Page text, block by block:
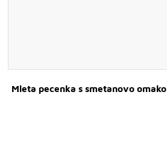
Mleta pecenka s smetanovo omako